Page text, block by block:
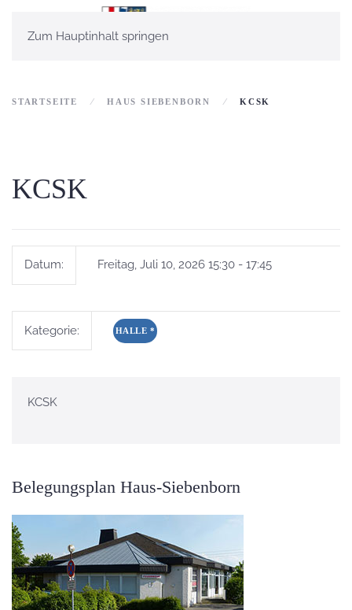
Zum Hauptinhalt springen
STARTSEITE HAUS SIEBENBORN KCSK
KCSK
Datum: Freitag, Juli 10, 2026 15:30 - 17:45
Kategorie: HALLE *
KCSK
Belegungsplan Haus-Siebenborn